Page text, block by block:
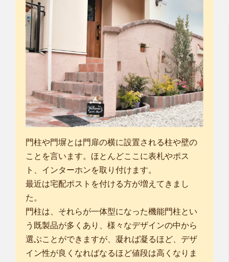
門柱や門塀とは門扉の横に設置される柱や壁の
ことを言います。ほとんどここに表札やポス
ト、インターホンを取り付けます。
最近は宅配ポストを付ける方が増えてきまし
た。
門柱は、それらが一体型になった機能門柱とい
う既製品が多くあり、様々なデザインの中から
選ぶことができますが、凝れば凝るほど、デザ
イン性が良くなればなるほど値段は高くなりま